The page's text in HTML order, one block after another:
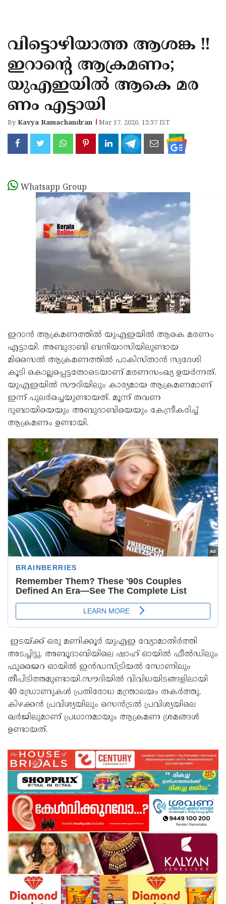
KANNUR
KASARAGOD
വിട്ടൊഴിയാത്ത ആശങ്ക !!
ഇറാന്റെ ആക്രമണം;
യുഎഇയിൽ ആകെ മര
ണം എട്ടായി
ByKavya Ramachandran Mar 17, 2026, 13:37 IST
Whatsapp Group
ഇറാൻ ആക്രമണത്തിൽ യുഎഇയിൽ ആകെ മരണം
എട്ടായി. അബുദാബി ബനിയാസിയിലുണ്ടായ
മിസൈൽ ആക്രമണത്തിൽ പാകിസ്താൻ സ്വദേശി
കൂടി കൊല്ലപ്പെട്ടതോടെയാണ് മരണസംഖ്യ ഉയർന്നത്.
യുഎഇയിൽ സൗദിയിലും കാര്യമായ ആക്രമണമാണ്
ഇന്ന് പുലർച്ചെയുണ്ടായത്. മൂന്ന് തവണ
ദുബായിയെയും അബുദാബിയെയും കേന്ദ്രീകരിച്ച്
ആക്രമണം ഉണ്ടായി.
ഇടയ്ക്ക് ഒരു മണിക്കൂർ യുഎഇ വ്യോമാതിർത്തി
അടച്ചിട്ടു. അബൂദാബിയിലെ ഷാഹ് ഓയിൽ ഫീൽഡിലും
ഫുജൈറ ഓയിൽ ഇൻഡസ്ട്രിയൽ സോണിലും
തീപിടിത്തമുണ്ടായി.സൗദിയിൽ വിവിധയിടങ്ങളിലായി
40 ഡ്രോണുകൾ പ്രതിരോധ മന്ത്രാലയം തകർത്തു.
കിഴക്കൻ പ്രവിശ്യയിലും സെൻട്രൽ പ്രവിശ്യയിലെ
ഖർജിലുമാണ് പ്രധാനമായും ആക്രമണ ശ്രമങ്ങൾ
ഉണ്ടായത്.